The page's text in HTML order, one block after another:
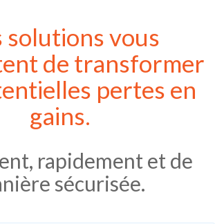
solutions vous
de transformer
pertes en
gains.
rapidement et de
sécurisée.